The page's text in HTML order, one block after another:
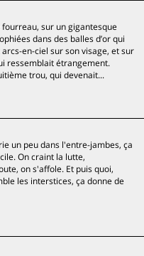
sur un gigantesque
dans des balles d’or qui
en-ciel sur son visage, et sur
ressemblait étrangement.
trou, qui devenait...
un peu dans l'entre-jambes, ça
On craint la lutte,
on s'affole. Et puis quoi,
les interstices, ça donne de